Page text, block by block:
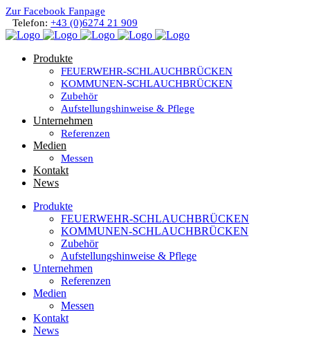
Zur Facebook Fanpage
Telefon: +43 (0)6274 21 909
Produkte
FEUERWEHR-SCHLAUCHBRÜCKEN
KOMMUNEN-SCHLAUCHBRÜCKEN
Zubehör
Aufstellungshinweise & Pflege
Unternehmen
Referenzen
Medien
Messen
Kontakt
News
Produkte
FEUERWEHR-SCHLAUCHBRÜCKEN
KOMMUNEN-SCHLAUCHBRÜCKEN
Zubehör
Aufstellungshinweise & Pflege
Unternehmen
Referenzen
Medien
Messen
Kontakt
News